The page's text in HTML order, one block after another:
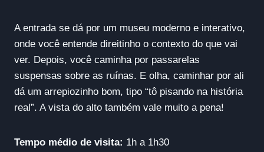
A entrada se dá por um museu moderno e interativo,
onde você entende direitinho o contexto do que vai
ver. Depois, você caminha por passarelas
suspensas sobre as ruínas. E olha, caminhar por ali
dá um arrepiozinho bom, tipo “tô pisando na história
real”. A vista do alto também vale muito a pena!
Tempo médio de visita: 1h a 1h30